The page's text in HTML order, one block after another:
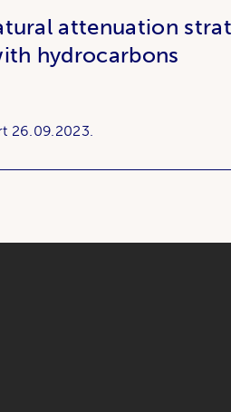
attenuation
hydrocarbons
26.09.2023.